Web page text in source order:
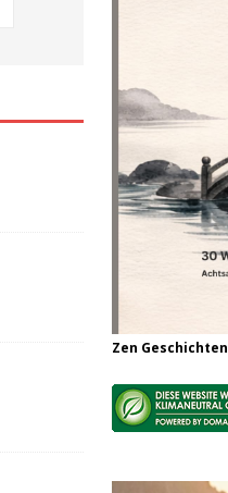
Zen Geschichten